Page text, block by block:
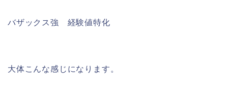
バザックス強 経験値特化
大体こんな感じになります。